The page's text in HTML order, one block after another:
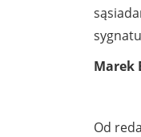
Marek
Od